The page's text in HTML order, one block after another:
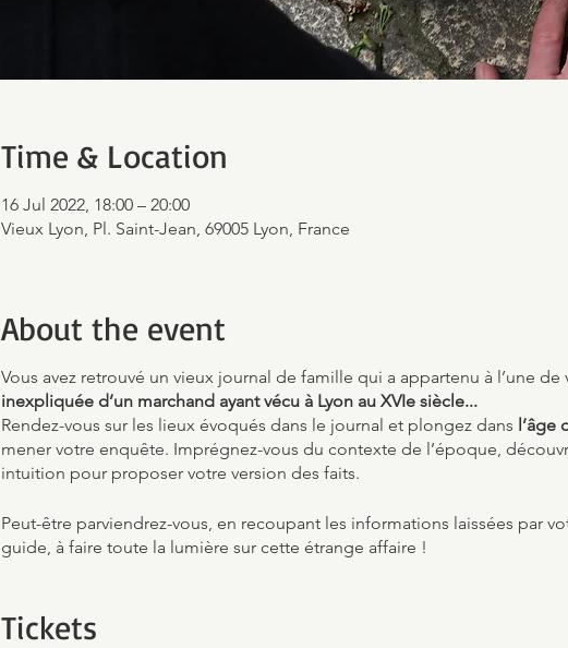
Time & Location
16 Jul 2022, 18:00 – 20:00
Vieux Lyon, Pl. Saint-Jean, 69005 Lyon, France
About the event
Vous avez retrouvé un vieux journal de famille qui a appartenu à l’une
inexpliquée d’un marchand ayant vécu à Lyon au XVIe siècle...
Rendez-vous sur les lieux évoqués dans le journal et plongez dans l’âge
mener votre enquête. Imprégnez-vous du contexte de l’époque,
intuition pour proposer votre version des faits.
Peut-être parviendrez-vous, en recoupant les informations laissées par
guide, à faire toute la lumière sur cette étrange affaire !
Tickets